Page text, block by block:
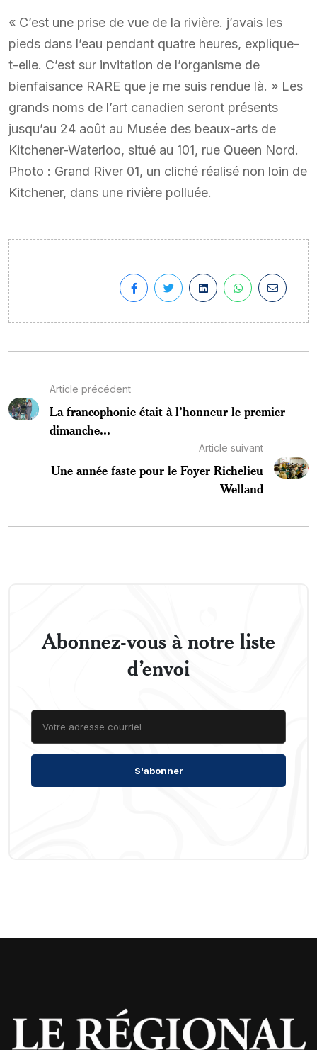
« C’est une prise de vue de la rivière. j’avais les
pieds dans l’eau pendant quatre heures, explique-
t-elle. C’est sur invitation de l’organisme de
bienfaisance RARE que je me suis rendue là. » Les
grands noms de l’art canadien seront présents
jusqu’au 24 août au Musée des beaux-arts de
Kitchener-Waterloo, situé au 101, rue Queen Nord.
Photo : Grand River 01, un cliché réalisé non loin de
Kitchener, dans une rivière polluée.
Article précédent
La francophonie était à l’honneur le premier
dimanche...
Article suivant
Une année faste pour le Foyer Richelieu
Welland
Abonnez-vous à notre liste
d’envoi